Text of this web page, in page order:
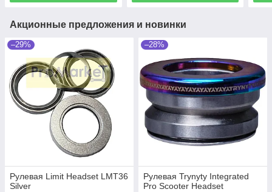
Акционные предложения и новинки
–29%
Рулевая Limit Headset LMT36
Silver
–28%
Рулевая Trynyty Integrated
Pro Scooter Headset